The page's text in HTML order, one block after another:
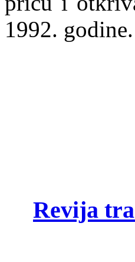
1992. godine.
Revija